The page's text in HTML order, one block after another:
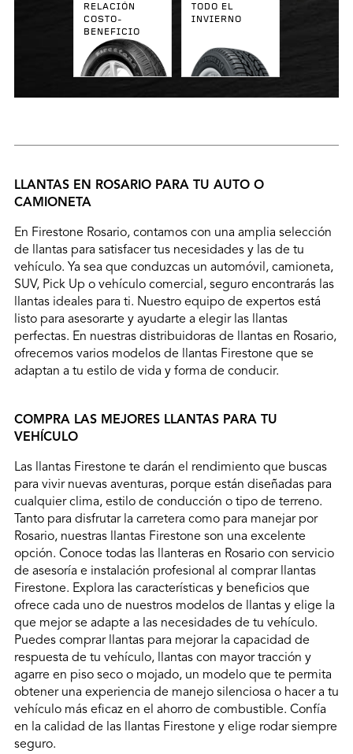
RELACIÓN
COSTO-
BENEFICIO
TODO EL
INVIERNO
LLANTAS EN ROSARIO PARA TU AUTO O
CAMIONETA
En Firestone Rosario, contamos con una amplia selección
de llantas para satisfacer tus necesidades y las de tu
vehículo. Ya sea que conduzcas un automóvil, camioneta,
SUV, Pick Up o vehículo comercial, seguro encontrarás las
llantas ideales para ti. Nuestro equipo de expertos está
listo para asesorarte y ayudarte a elegir las llantas
perfectas. En nuestras distribuidoras de llantas en Rosario,
ofrecemos varios modelos de llantas Firestone que se
adaptan a tu estilo de vida y forma de conducir.
COMPRA LAS MEJORES LLANTAS PARA TU
VEHÍCULO
Las llantas Firestone te darán el rendimiento que buscas
para vivir nuevas aventuras, porque están diseñadas para
cualquier clima, estilo de conducción o tipo de terreno.
Tanto para disfrutar la carretera como para manejar por
Rosario, nuestras llantas Firestone son una excelente
opción. Conoce todas las llanteras en Rosario con servicio
de asesoría e instalación profesional al comprar llantas
Firestone. Explora las características y beneficios que
ofrece cada uno de nuestros modelos de llantas y elige la
que mejor se adapte a las necesidades de tu vehículo.
Puedes comprar llantas para mejorar la capacidad de
respuesta de tu vehículo, llantas con mayor tracción y
agarre en piso seco o mojado, un modelo que te permita
obtener una experiencia de manejo silenciosa o hacer a tu
vehículo más eficaz en el ahorro de combustible. Confía
en la calidad de las llantas Firestone y elige rodar siempre
seguro.